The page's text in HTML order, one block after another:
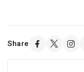
Share